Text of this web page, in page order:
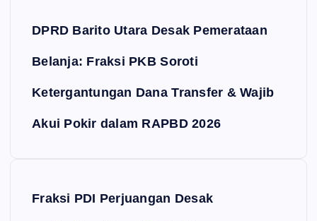
DPRD Barito Utara Desak Pemerataan
Belanja: Fraksi PKB Soroti
Ketergantungan Dana Transfer & Wajib
Akui Pokir dalam RAPBD 2026
Fraksi PDI Perjuangan Desak